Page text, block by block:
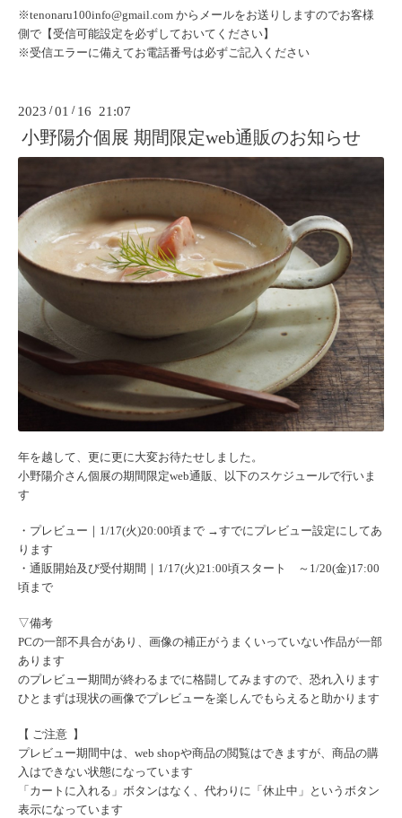
※tenonaru100info@gmail.com からメ ールをお送りしますのでお客様
側で【受信可能設定を必ずしておいてください】
※受信エラーに備えてお電話番号は必ずご記入ください
2023 /01 / 16 21:07
小野陽介個展 期間限定web通販のお知らせ
年を越して、更に更に大変お待たせしました。
小野陽介さん個展の期間限定web通販、
以下のスケジュールで行いま
す
・プレビュー｜1/17(火)20:00頃まで →すでにプレビュー設定にしてあ
ります
︎・通販開始及び受付期間｜1/17(火)21:00頃スタート ～1/20(金)17:00
頃まで
▽備考
PCの一部不具合があり、 画像の補正がうまくいっていない作品が一部
あります
のプレビュー期間が終わるまでに格闘してみますので、恐れ入ります
ひとまずは現状の画像でプレビューを楽しんでもらえると助かります
【 ご注意 】
プレビュー期間中は、web shopや商品の閲覧はできますが、 商品の購
入はできない状態になっています
「カートに入れる」ボタンはなく、代わりに「休止中」 というボタン
表示になっています